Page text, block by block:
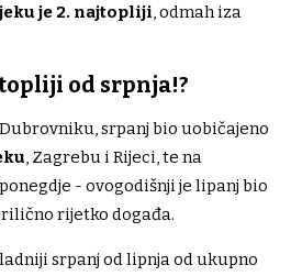
je 2. najtopliji, odmah iza
od srpnja!?
srpanj bio uobičajeno
, Zagrebu i Rijeci, te na
- ovogodišnji je lipanj bio
rijetko događa.
srpanj od lipnja od ukupno